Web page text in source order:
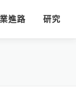
進路 研究